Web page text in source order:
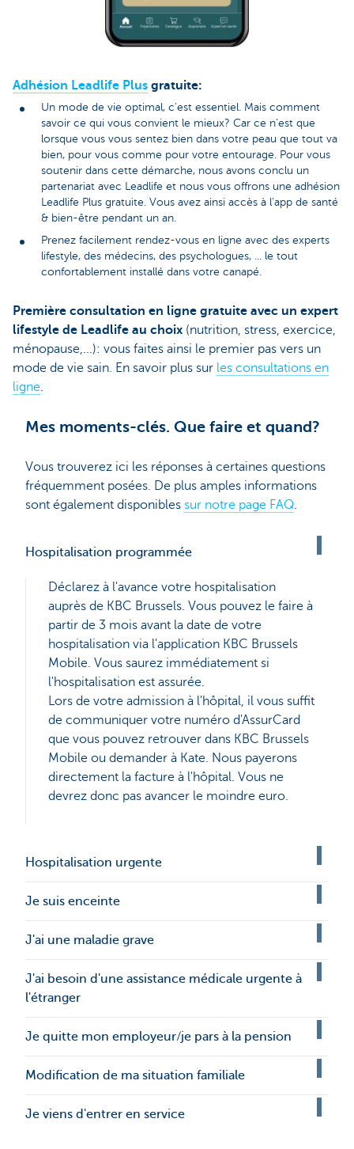
Adhésion Leadlife Plus gratuite:
Un mode de vie optimal, c'est essentiel. Mais comment
savoir ce qui vous convient le mieux? Car ce n'est que
lorsque vous vous sentez bien dans votre peau que tout va
bien, pour vous comme pour votre entourage. Pour vous
soutenir dans cette démarche, nous avons conclu un
partenariat avec Leadlife et nous vous offrons une adhésion
Leadlife Plus gratuite. Vous avez ainsi accès à l'app de santé
& bien-être pendant un an.
Prenez facilement rendez-vous en ligne avec des experts
lifestyle, des médecins, des psychologues, ... le tout
confortablement installé dans votre canapé.
Première consultation en ligne gratuite avec un expert
lifestyle de Leadlife au choix (nutrition, stress, exercice,
ménopause,...): vous faites ainsi le premier pas vers un
mode de vie sain. En savoir plus sur les consultations en
ligne
Mes moments-clés. Que faire et quand?
Vous trouverez ici les réponses à certaines questions
fréquemment posées. De plus amples informations
sont également disponibles sur notre page FAQ
Hospitalisation programmée
Déclarez à l'avance votre hospitalisation
auprès de KBC Brussels. Vous pouvez le faire à
partir de 3 mois avant la date de votre
hospitalisation via l'application KBC Brussels
Mobile. Vous saurez immédiatement si
l'hospitalisation est assurée.
Lors de votre admission à l'hôpital, il vous suffit
de communiquer votre numéro d'AssurCard
que vous pouvez retrouver dans KBC Brussels
Mobile ou demander à Kate. Nous payerons
directement la facture à l'hôpital. Vous ne
devrez donc pas avancer le moindre euro.
Hospitalisation urgente
Je suis enceinte
J'ai une maladie grave
J'ai besoin d'une assistance médicale urgente à
l'étranger
Je quitte mon employeur/je pars à la pension
Modification de ma situation familiale
Je viens d'entrer en service